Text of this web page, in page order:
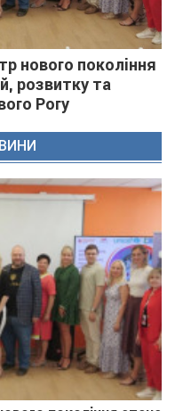
нового покоління
розвитку та
Рогу